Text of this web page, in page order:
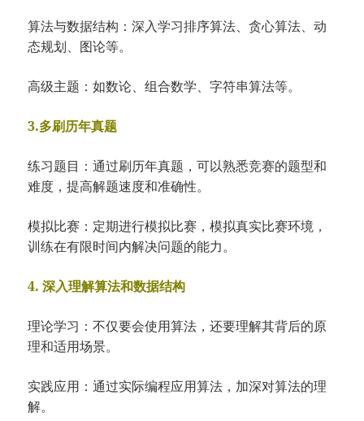
算法与数据结构：深入学习排序算法、贪心算法、动
态规划、图论等。
高级主题：如数论、组合数学、字符串算法等。
3.多刷历年真题
练习题目：通过刷历年真题，可以熟悉竞赛的题型和
难度，提高解题速度和准确性。
模拟比赛：定期进行模拟比赛，模拟真实比赛环境，
训练在有限时间内解决问题的能力。
4. 深入理解算法和数据结构
理论学习：不仅要会使用算法，还要理解其背后的原
理和适用场景。
实践应用：通过实际编程应用算法，加深对算法的理
解。